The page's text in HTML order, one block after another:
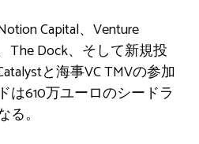
Capital、Venture
The Dock、そして新規投
と海事VC TMVの参加
は610万ユーロのシードラ
。